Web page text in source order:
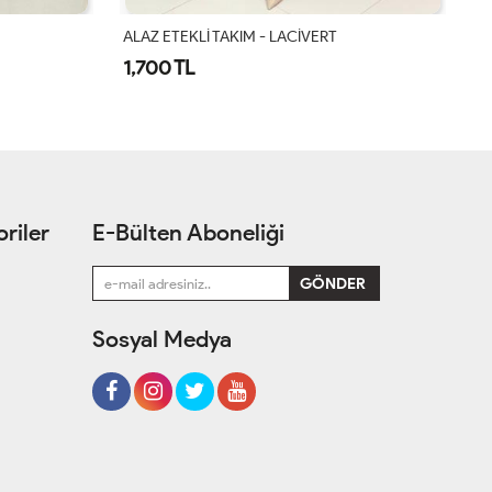
ALAZ ETEKLİ TAKIM - VİZON
1,700 TL
E-Bülten Aboneliği
Sosyal Medya